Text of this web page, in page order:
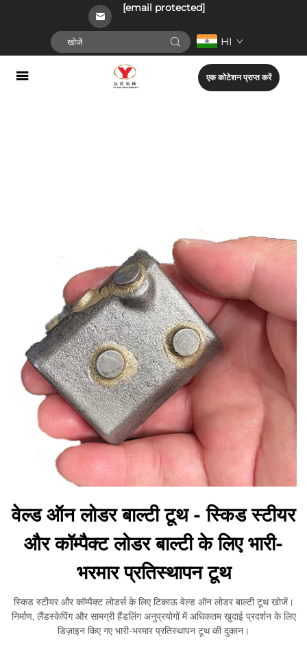
[email protected]
HI
एक कोटेशन प्राप्त करें
वेल्ड ऑन लोडर बाल्टी टूथ - स्किड स्टीयर
और कॉम्पैक्ट लोडर बाल्टी के लिए भारी-
भरमार प्रतिस्थापन टूथ
स्किड स्टीयर और कॉम्पैक्ट लोडर्स के लिए टिकाऊ वेल्ड ऑन लोडर बाल्टी टूथ खोजें।
निर्माण, लैंडस्केपिंग और सामग्री हैंडलिंग अनुप्रयोगों में अधिकतम खुदाई प्रदर्शन के लिए
डिज़ाइन किए गए भारी-भरमार प्रतिस्थापन टूथ की दुकान।